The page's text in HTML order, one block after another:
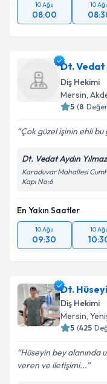
10 Ağu
08:00
10
Dt. Vedat
Diş Hekimi
Mersin,
5 (8
Çok güzel işinin ehli
Dt. Vedat Aydın
Karaduvar Mahallesi
Kapı No:6
En Yakın Saatler
10 Ağu
09:30
10
Dt.
Diş Hekimi
Mersin,
5 (425
Hüseyin bey alanında
veren ve iletişimi...